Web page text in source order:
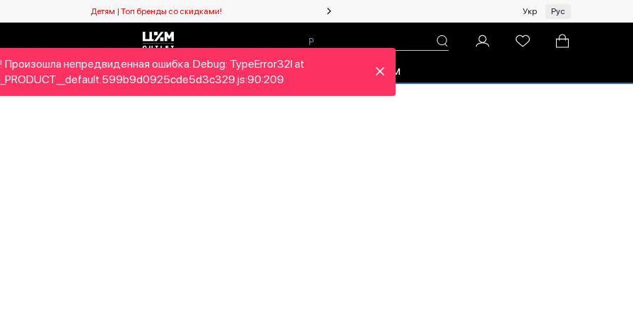
Детям | Топ бренды со скидками! Женщинам | Топ бренды со скидками!
Укр Рус
Детям Home&Gifts Бренды Новый сезон Про ЦУМ
Произошла непредвиденная ошибка. Debug: TypeError32I at